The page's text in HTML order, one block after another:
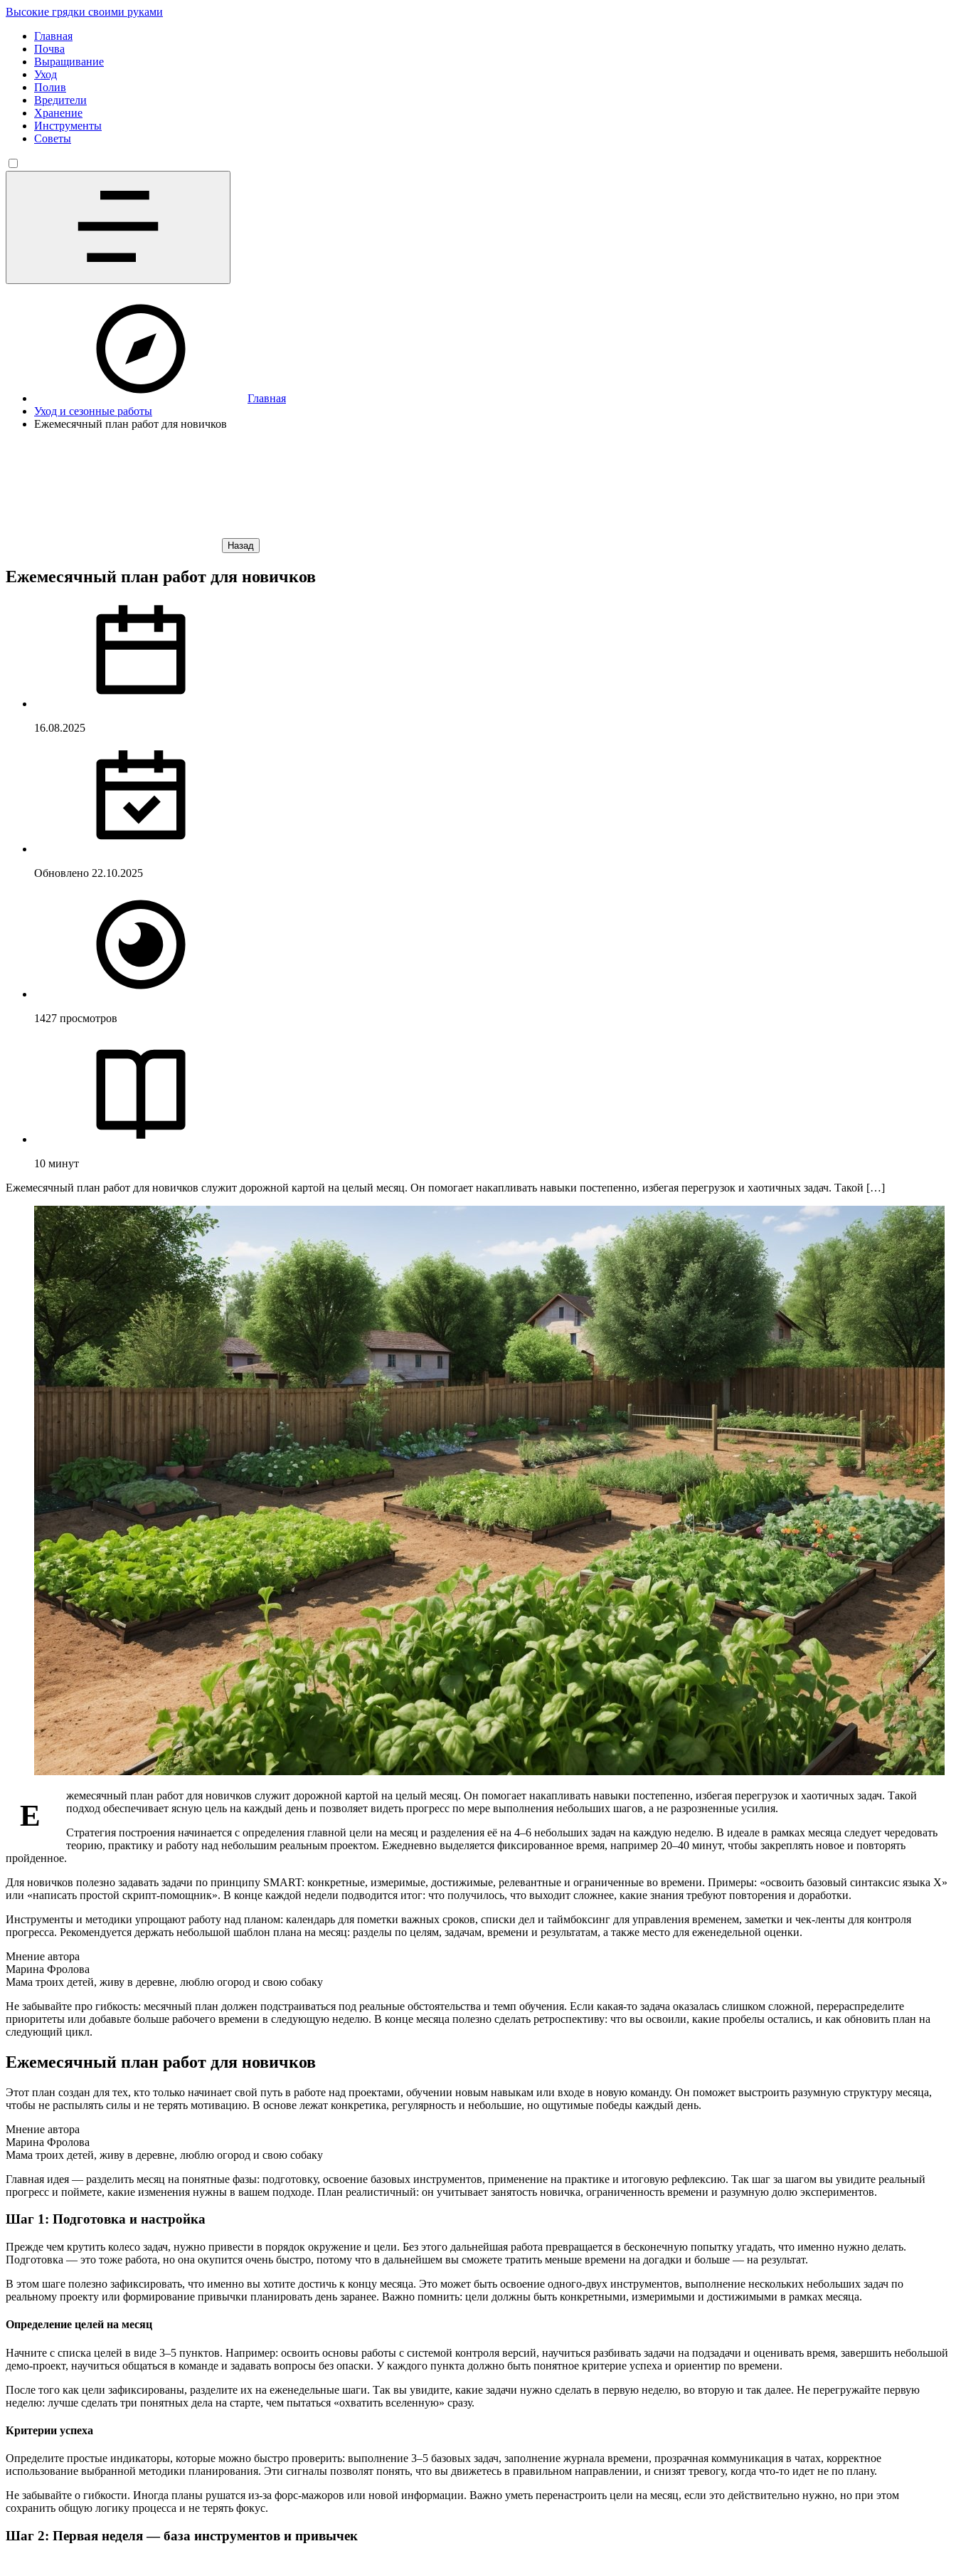
Высокие грядки своими руками
Главная
Почва
Выращивание
Уход
Полив
Вредители
Хранение
Инструменты
Советы
Главная
Уход и сезонные работы
Ежемесячный план работ для новичков
Назад
Ежемесячный план работ для новичков
16.08.2025
Обновлено 22.10.2025
1427 просмотров
10 минут
Ежемесячный план работ для новичков служит дорожной картой на целый месяц. Он помогает накапливать навыки постепенно, избегая перегрузок и хаотичных задач. Такой […]
Е
жемесячный план работ для новичков служит дорожной картой на целый месяц. Он помогает накапливать навыки постепенно, избегая перегрузок и хаотичных задач. Такой
подход обеспечивает ясную цель на каждый день и позволяет видеть прогресс по мере выполнения небольших шагов, а не разрозненные усилия.
Стратегия построения начинается с определения главной цели на месяц и разделения её на 4–6 небольших задач на каждую неделю. В идеале в рамках месяца следует чередовать
теорию, практику и работу над небольшим реальным проектом. Ежедневно выделяется фиксированное время, например 20–40 минут, чтобы закреплять новое и повторять
пройденное.
Для новичков полезно задавать задачи по принципу SMART: конкретные, измеримые, достижимые, релевантные и ограниченные во времени. Примеры: «освоить базовый синтаксис языка X»
или «написать простой скрипт‑помощник». В конце каждой недели подводится итог: что получилось, что выходит сложнее, какие знания требуют повторения и доработки.
Инструменты и методики упрощают работу над планом: календарь для пометки важных сроков, списки дел и таймбоксинг для управления временем, заметки и чек‑ленты для контроля
прогресса. Рекомендуется держать небольшой шаблон плана на месяц: разделы по целям, задачам, времени и результатам, а также место для еженедельной оценки.
Мнение автора
Марина Фролова
Мама троих детей, живу в деревне, люблю огород и свою собаку
Не забывайте про гибкость: месячный план должен подстраиваться под реальные обстоятельства и темп обучения. Если какая‑то задача оказалась слишком сложной, перераспределите
приоритеты или добавьте больше рабочего времени в следующую неделю. В конце месяца полезно сделать ретроспективу: что вы освоили, какие пробелы остались, и как обновить план на
следующий цикл.
Ежемесячный план работ для новичков
Этот план создан для тех, кто только начинает свой путь в работе над проектами, обучении новым навыкам или входе в новую команду. Он поможет выстроить разумную структуру месяца,
чтобы не распылять силы и не терять мотивацию. В основе лежат конкретика, регулярность и небольшие, но ощутимые победы каждый день.
Мнение автора
Марина Фролова
Мама троих детей, живу в деревне, люблю огород и свою собаку
Главная идея — разделить месяц на понятные фазы: подготовку, освоение базовых инструментов, применение на практике и итоговую рефлексию. Так шаг за шагом вы увидите реальный
прогресс и поймете, какие изменения нужны в вашем подходе. План реалистичный: он учитывает занятость новичка, ограниченность времени и разумную долю экспериментов.
Шаг 1: Подготовка и настройка
Прежде чем крутить колесо задач, нужно привести в порядок окружение и цели. Без этого дальнейшая работа превращается в бесконечную попытку угадать, что именно нужно делать.
Подготовка — это тоже работа, но она окупится очень быстро, потому что в дальнейшем вы сможете тратить меньше времени на догадки и больше — на результат.
В этом шаге полезно зафиксировать, что именно вы хотите достичь к концу месяца. Это может быть освоение одного-двух инструментов, выполнение нескольких небольших задач по
реальному проекту или формирование привычки планировать день заранее. Важно помнить: цели должны быть конкретными, измеримыми и достижимыми в рамках месяца.
Определение целей на месяц
Начните с списка целей в виде 3–5 пунктов. Например: освоить основы работы с системой контроля версий, научиться разбивать задачи на подзадачи и оценивать время, завершить небольшой
демо-проект, научиться общаться в команде и задавать вопросы без опаски. У каждого пункта должно быть понятное критерие успеха и ориентир по времени.
После того как цели зафиксированы, разделите их на еженедельные шаги. Так вы увидите, какие задачи нужно сделать в первую неделю, во вторую и так далее. Не перегружайте первую
неделю: лучше сделать три понятных дела на старте, чем пытаться «охватить вселенную» сразу.
Критерии успеха
Определите простые индикаторы, которые можно быстро проверить: выполнение 3–5 базовых задач, заполнение журнала времени, прозрачная коммуникация в чатах, корректное
использование выбранной методики планирования. Эти сигналы позволят понять, что вы движетесь в правильном направлении, и снизят тревогу, когда что-то идет не по плану.
Не забывайте о гибкости. Иногда планы рушатся из-за форс-мажоров или новой информации. Важно уметь перенастроить цели на месяц, если это действительно нужно, но при этом
сохранить общую логику процесса и не терять фокус.
Шаг 2: Первая неделя — база инструментов и привычек